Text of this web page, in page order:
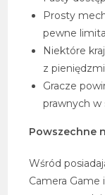
Prosty
pewne
Niektóre
z
Gracze
prawnych w
Powszechne
Wśród
Camera Game